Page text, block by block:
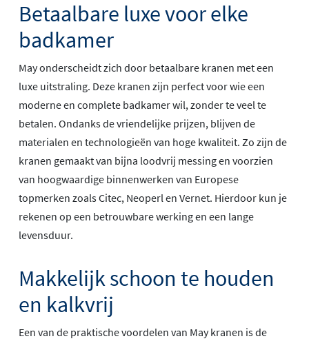
Betaalbare luxe voor elke
badkamer
May onderscheidt zich door betaalbare kranen met een
luxe uitstraling. Deze kranen zijn perfect voor wie een
moderne en complete badkamer wil, zonder te veel te
betalen. Ondanks de vriendelijke prijzen, blijven de
materialen en technologieën van hoge kwaliteit. Zo zijn de
kranen gemaakt van bijna loodvrij messing en voorzien
van hoogwaardige binnenwerken van Europese
topmerken zoals Citec, Neoperl en Vernet. Hierdoor kun je
rekenen op een betrouwbare werking en een lange
levensduur.
Makkelijk schoon te houden
en kalkvrij
Een van de praktische voordelen van May kranen is de